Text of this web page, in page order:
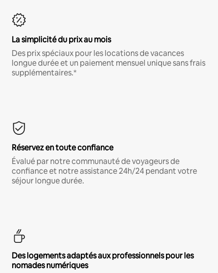
La simplicité du prix au mois
Des prix spéciaux pour les locations de vacances
longue durée et un paiement mensuel unique sans frais
supplémentaires.*
Réservez en toute confiance
Évalué par notre communauté de voyageurs de
confiance et notre assistance 24h/24 pendant votre
séjour longue durée.
Des logements adaptés aux professionnels pour les
nomades numériques